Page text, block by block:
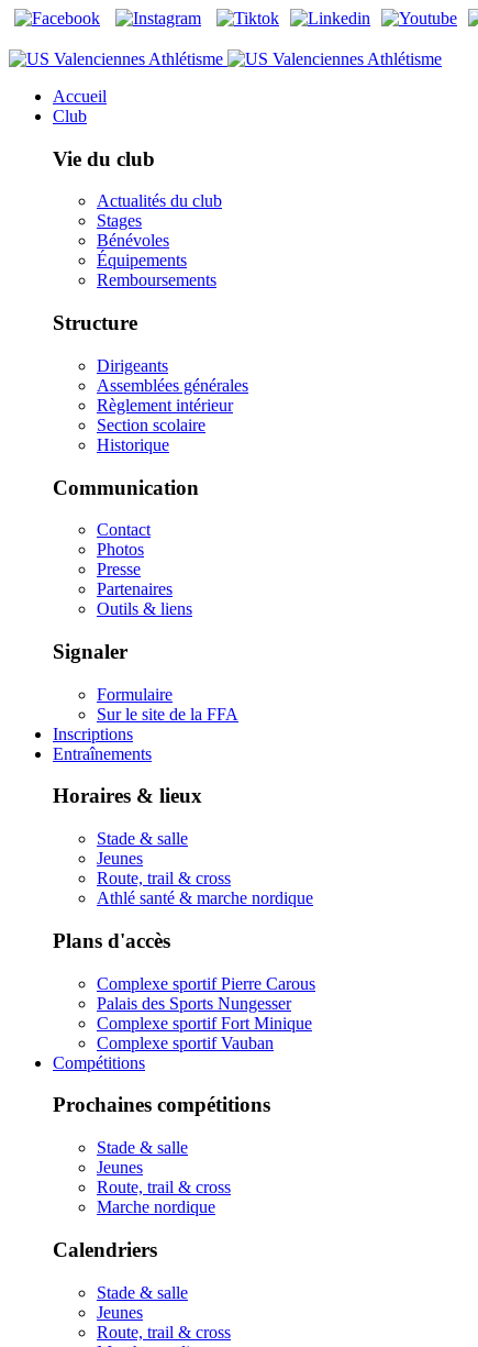
Accueil
Club
Vie du club
Actualités du club
Stages
Bénévoles
Équipements
Remboursements
Structure
Dirigeants
Assemblées générales
Règlement intérieur
Section scolaire
Historique
Communication
Contact
Photos
Presse
Partenaires
Outils & liens
Signaler
Formulaire
Sur le site de la FFA
Inscriptions
Entraînements
Horaires & lieux
Stade & salle
Jeunes
Route, trail & cross
Athlé santé & marche nordique
Plans d'accès
Complexe sportif Pierre Carous
Palais des Sports Nungesser
Complexe sportif Fort Minique
Complexe sportif Vauban
Compétitions
Prochaines compétitions
Stade & salle
Jeunes
Route, trail & cross
Marche nordique
Calendriers
Stade & salle
Jeunes
Route, trail & cross